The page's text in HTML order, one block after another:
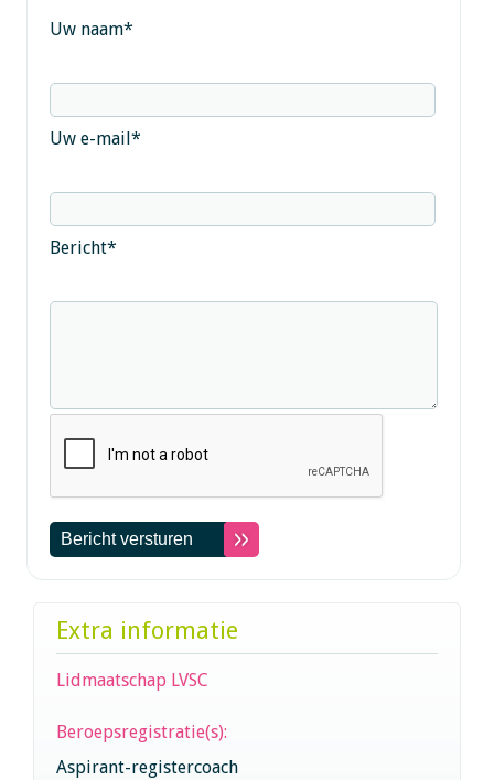
Uw naam*
Uw e-mail*
Bericht*
Extra informatie
Lidmaatschap LVSC
Beroepsregistratie(s):
Aspirant-registercoach